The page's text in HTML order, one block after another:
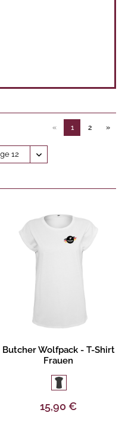
« 1 2 »
Produktbeschreibung
Butcher Wolfpack - T-Shirt
Frauen
15,90 €